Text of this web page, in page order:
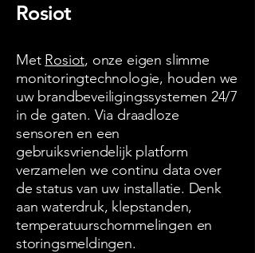
Rosiot
Met Rosiot, onze eigen slimme
monitoringtechnologie, houden we
uw brandbeveiligingssystemen 24/7
in de gaten. Via draadloze
sensoren en een
gebruiksvriendelijk platform
verzamelen we continu data over
de status van uw installatie. Denk
aan waterdruk, klepstanden,
temperatuurschommelingen en
storingsmeldingen.